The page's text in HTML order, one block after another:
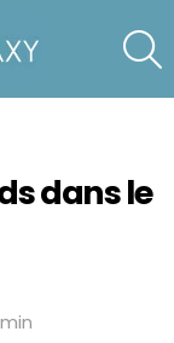
dans le